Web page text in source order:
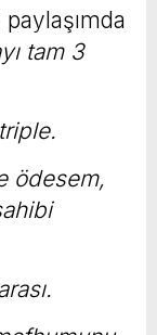
tam 3
ödesem,